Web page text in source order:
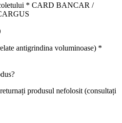
* CARD BANCAR /
antigrindina voluminoase) *
produsul nefolosit (consultați